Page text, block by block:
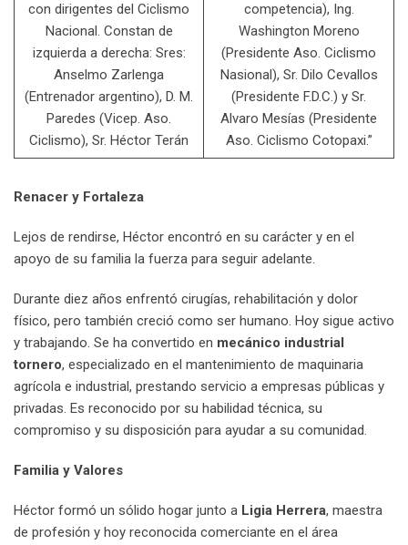
con dirigentes del Ciclismo
Nacional. Constan de
izquierda a derecha: Sres:
Anselmo Zarlenga
(Entrenador argentino), D. M.
Paredes (Vicep. Aso.
Ciclismo), Sr. Héctor Terán
competencia), Ing.
Washington Moreno
(Presidente Aso. Ciclismo
Nasional), Sr. Dilo Cevallos
(Presidente F.D.C.) y Sr.
Alvaro Mesías (Presidente
Aso. Ciclismo Cotopaxi.”
Renacer y Fortaleza
Lejos de rendirse, Héctor encontró en su carácter y en el
apoyo de su familia la fuerza para seguir adelante.
Durante diez años enfrentó cirugías, rehabilitación y dolor
físico, pero también creció como ser humano. Hoy sigue activo
y trabajando. Se ha convertido en mecánico industrial
tornero, especializado en el mantenimiento de maquinaria
agrícola e industrial, prestando servicio a empresas públicas y
privadas. Es reconocido por su habilidad técnica, su
compromiso y su disposición para ayudar a su comunidad.
Familia y Valores
Héctor formó un sólido hogar junto a Ligia Herrera, maestra
de profesión y hoy reconocida comerciante en el área